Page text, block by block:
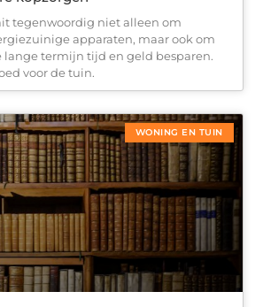
tegenwoordig niet alleen om
apparaten, maar ook om
lange termijn tijd en geld besparen.
voor de tuin.
WONING EN TUIN